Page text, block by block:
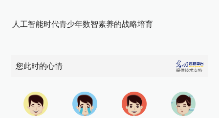
人工智能时代青少年数智素养的战略培育
您此时的心情